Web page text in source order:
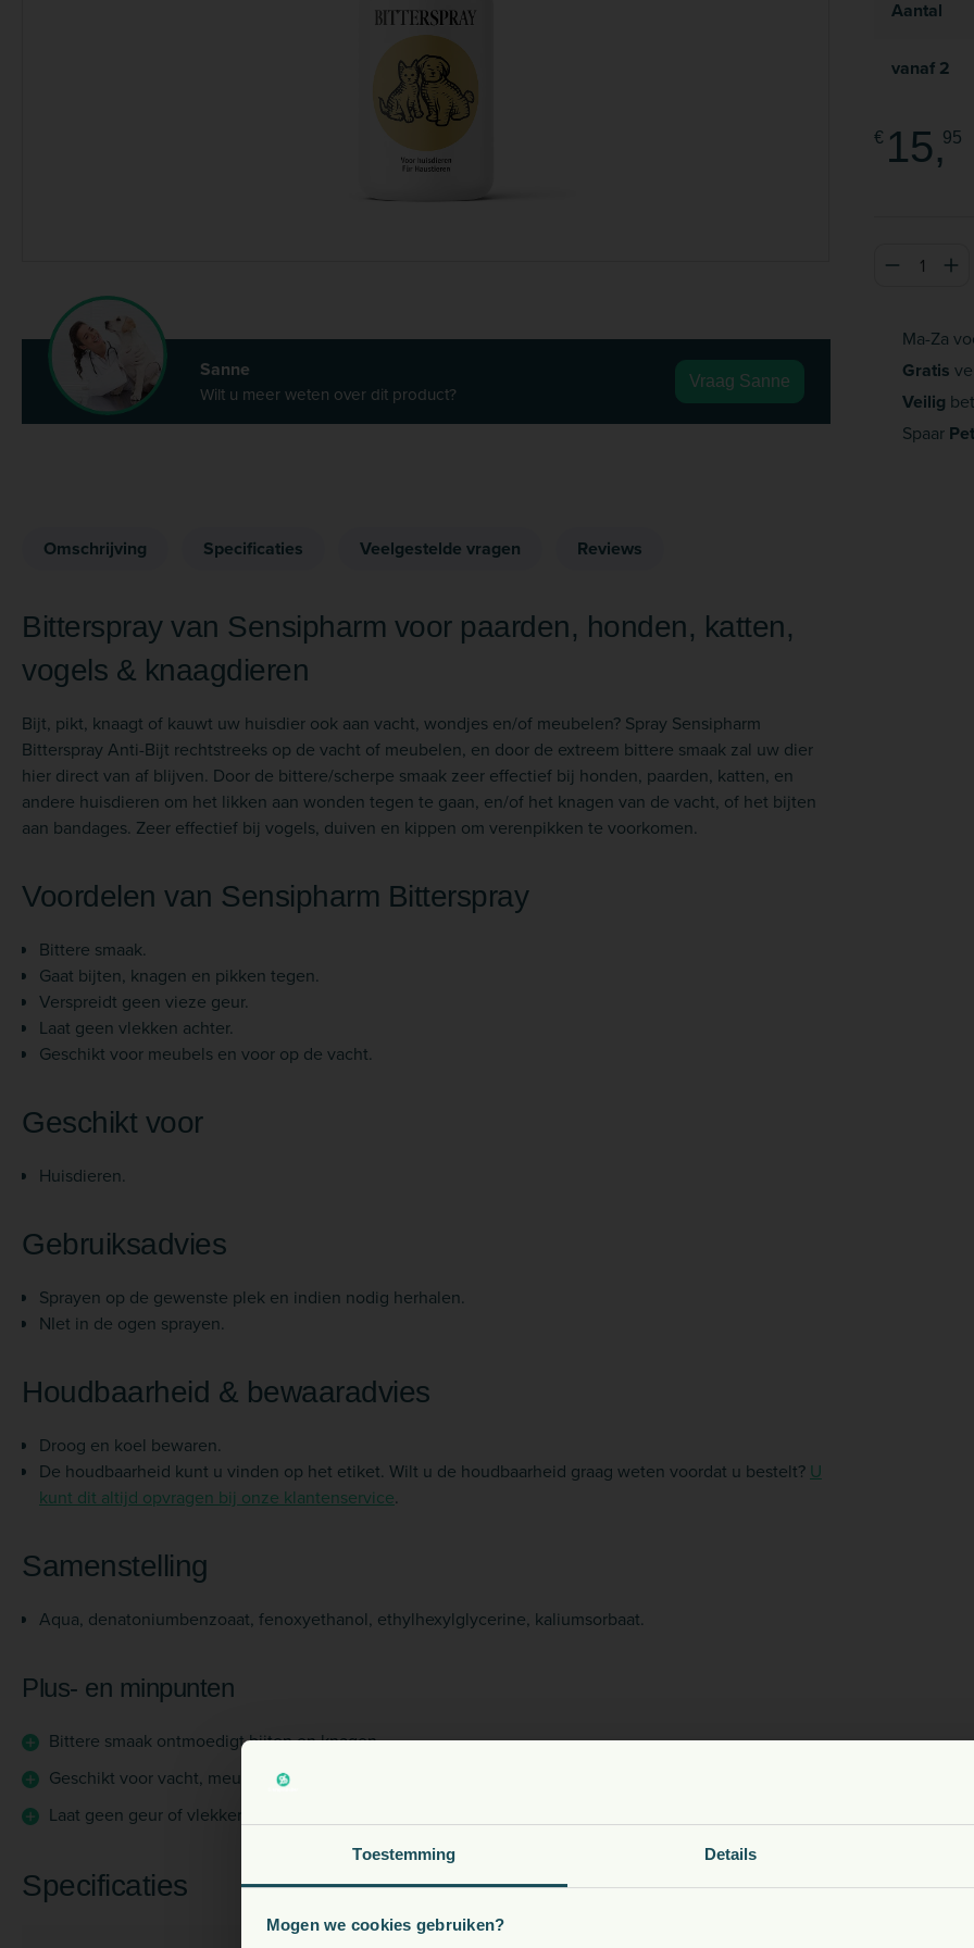
Toestemming Details
Mogen we cookies gebruiken?
Sanne
Wilt u meer weten over dit product?
Vraag Sanne
Aantal
vanaf 2
€ 15,95
Ma-Za
Gratis
Veilig
Spaar
Omschrijving Specificaties Veelgestelde vragen Reviews
Bitterspray van Sensipharm voor paarden, honden, katten,
vogels & knaagdieren
Bijt, pikt, knaagt of kauwt uw huisdier ook aan vacht, wondjes en/of meubelen? Spray Sensipharm
Bitterspray Anti-Bijt rechtstreeks op de vacht of meubelen, en door de extreem bittere smaak zal uw dier
hier direct van af blijven. Door de bittere/scherpe smaak zeer effectief bij honden, paarden, katten, en
andere huisdieren om het likken aan wonden tegen te gaan, en/of het knagen van de vacht, of het bijten
aan bandages. Zeer effectief bij vogels, duiven en kippen om verenpikken te voorkomen.
Voordelen van Sensipharm Bitterspray
Bittere smaak.
Gaat bijten, knagen en pikken tegen.
Verspreidt geen vieze geur.
Laat geen vlekken achter.
Geschikt voor meubels en voor op de vacht.
Geschikt voor
Huisdieren.
Gebruiksadvies
Sprayen op de gewenste plek en indien nodig herhalen.
NIet in de ogen sprayen.
Houdbaarheid & bewaaradvies
Droog en koel bewaren.
De houdbaarheid kunt u vinden op het etiket. Wilt u de houdbaarheid graag weten voordat u bestelt? U
kunt dit altijd opvragen bij onze klantenservice.
Samenstelling
Aqua, denatonium­benzoaat, fenoxyethanol, ethylhexyl­glycerine, kaliumsorbaat.
Plus- en minpunten
Bittere smaak ontmoedigt bijten en knagen
Geschikt voor vacht, meubels en bandages
Laat geen geur of vlekken achter
Specificaties